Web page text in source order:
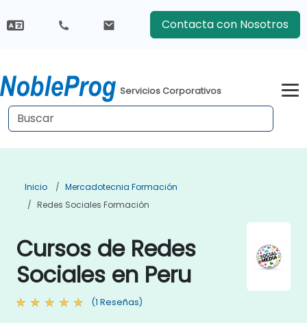
Contacta con Nosotros
Servicios Corporativos
Inicio
Mercadotecnia Formación
Redes Sociales Formación
Cursos de Redes
Sociales en Peru
(1 Reseñas)